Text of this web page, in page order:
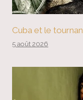
Cuba et le
5 août 2026